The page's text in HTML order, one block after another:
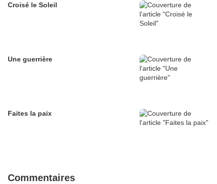
Croisé le Soleil
Une guerrière
Faites la paix
Commentaires